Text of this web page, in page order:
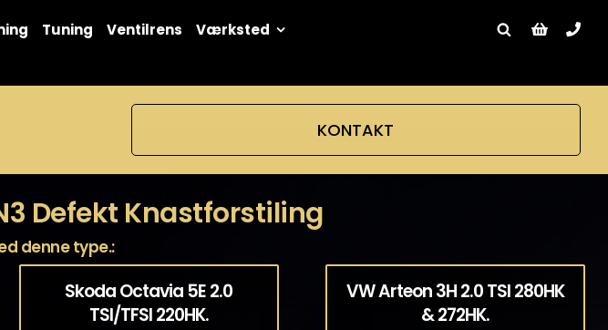
Tuning Ventilrens Værksted
KONTAKT
Defekt Knastforstiling
denne type.:
Skoda Octavia 5E 2.0
TSI/TFSI 220HK.
VW Arteon 3H 2.0 TSI 280HK
& 272HK.